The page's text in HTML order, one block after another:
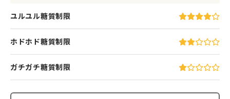
ユルユル糖質制限
ホドホド糖質制限
ガチガチ糖質制限